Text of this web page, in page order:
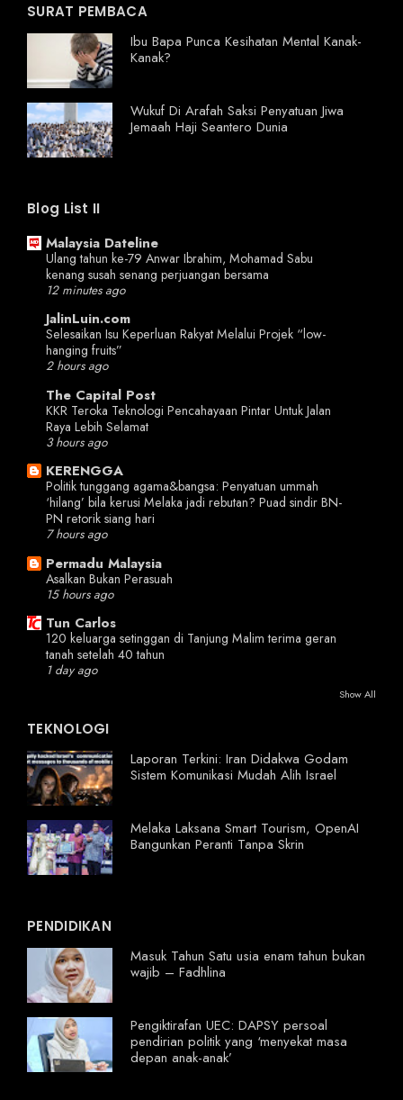
SURAT PEMBACA
Ibu Bapa Punca Kesihatan Mental Kanak-
Kanak?
Wukuf Di Arafah Saksi Penyatuan Jiwa
Jemaah Haji Seantero Dunia
Blog List II
Malaysia Dateline
Ulang tahun ke-79 Anwar Ibrahim, Mohamad Sabu
kenang susah senang perjuangan bersama
12 minutes ago
JalinLuin.com
Selesaikan Isu Keperluan Rakyat Melalui Projek “low-
hanging fruits”
2 hours ago
The Capital Post
KKR Teroka Teknologi Pencahayaan Pintar Untuk Jalan
Raya Lebih Selamat
3 hours ago
KERENGGA
Politik tunggang agama&bangsa: Penyatuan ummah
‘hilang’ bila kerusi Melaka jadi rebutan? Puad sindir BN-
PN retorik siang hari
7 hours ago
Permadu Malaysia
Asalkan Bukan Perasuah
15 hours ago
Tun Carlos
120 keluarga setinggan di Tanjung Malim terima geran
tanah setelah 40 tahun
1 day ago
Show All
TEKNOLOGI
Laporan Terkini: Iran Didakwa Godam
Sistem Komunikasi Mudah Alih Israel
Melaka Laksana Smart Tourism, OpenAI
Bangunkan Peranti Tanpa Skrin
PENDIDIKAN
Masuk Tahun Satu usia enam tahun bukan
wajib – Fadhlina
Pengiktirafan UEC: DAPSY persoal
pendirian politik yang ‘menyekat masa
depan anak-anak’